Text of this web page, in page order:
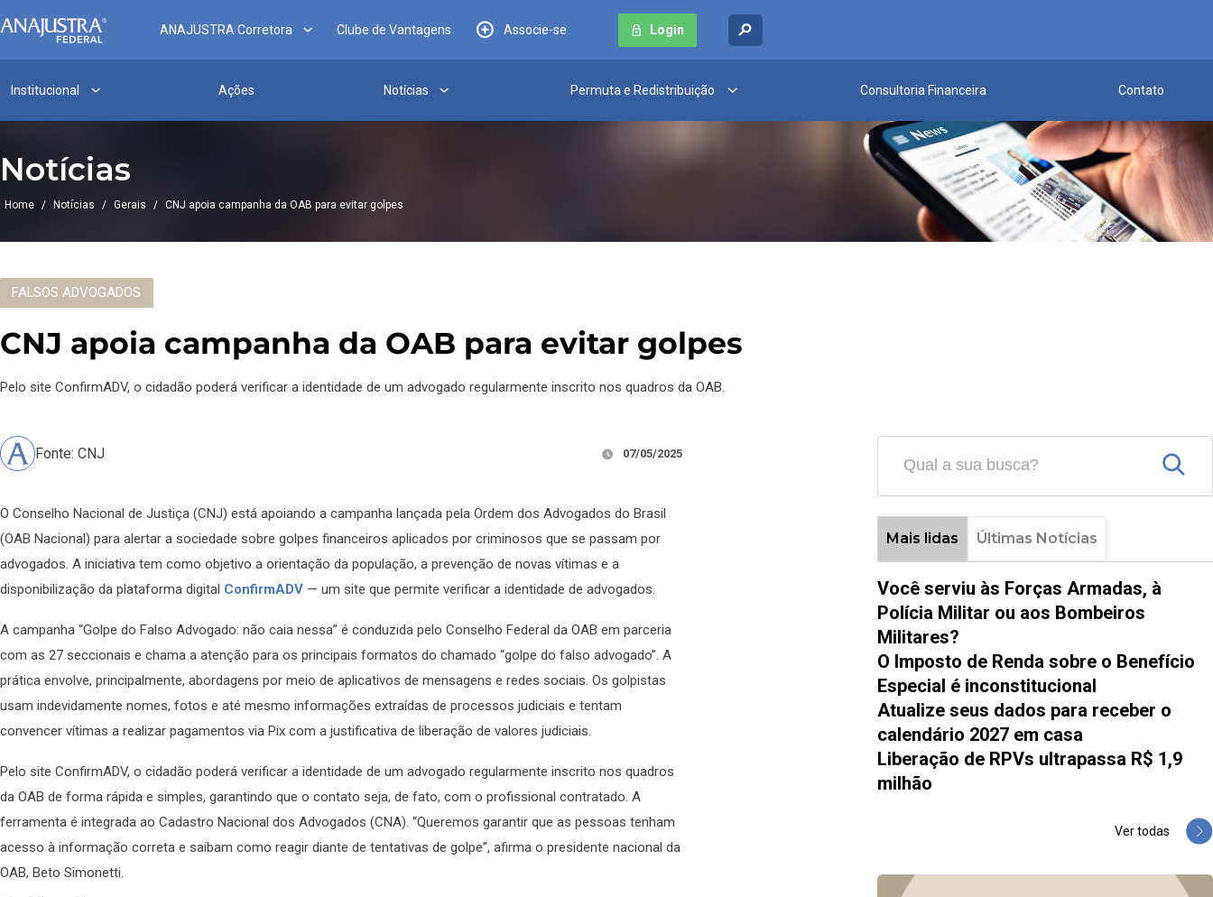
ANAJUSTRA Corretora Clube de Vantagens Associe-se Login
Institucional Ações Notícias Permuta e Redistribuição Consultoria Financeira Contato
Notícias
Home / Notícias / Gerais / CNJ apoia campanha da OAB para evitar golpes
FALSOS ADVOGADOS
CNJ apoia campanha da OAB para evitar golpes
Pelo site ConfirmADV, o cidadão poderá verificar a identidade de um advogado regularmente inscrito nos quadros da OAB.
Fonte: CNJ 07/05/2025
O Conselho Nacional de Justiça (CNJ) está apoiando a campanha lançada pela Ordem dos Advogados do Brasil
(OAB Nacional) para alertar a sociedade sobre golpes financeiros aplicados por criminosos que se passam por
advogados. A iniciativa tem como objetivo a orientação da população, a prevenção de novas vítimas e a
disponibilização da plataforma digital ConfirmADV — um site que permite verificar a identidade de advogados.
A campanha “Golpe do Falso Advogado: não caia nessa” é conduzida pelo Conselho Federal da OAB em parceria
com as 27 seccionais e chama a atenção para os principais formatos do chamado “golpe do falso advogado”. A
prática envolve, principalmente, abordagens por meio de aplicativos de mensagens e redes sociais. Os golpistas
usam indevidamente nomes, fotos e até mesmo informações extraídas de processos judiciais e tentam
convencer vítimas a realizar pagamentos via Pix com a justificativa de liberação de valores judiciais.
Pelo site ConfirmADV, o cidadão poderá verificar a identidade de um advogado regularmente inscrito nos quadros
da OAB de forma rápida e simples, garantindo que o contato seja, de fato, com o profissional contratado. A
ferramenta é integrada ao Cadastro Nacional dos Advogados (CNA). “Queremos garantir que as pessoas tenham
acesso à informação correta e saibam como reagir diante de tentativas de golpe”, afirma o presidente nacional da
OAB, Beto Simonetti.
Mais lidas Últimas Notícias
Você serviu às Forças Armadas, à
Polícia Militar ou aos Bombeiros
Militares?
O Imposto de Renda sobre o Benefício
Especial é inconstitucional
Atualize seus dados para receber o
calendário 2027 em casa
Liberação de RPVs ultrapassa R$ 1,9
milhão
Ver todas